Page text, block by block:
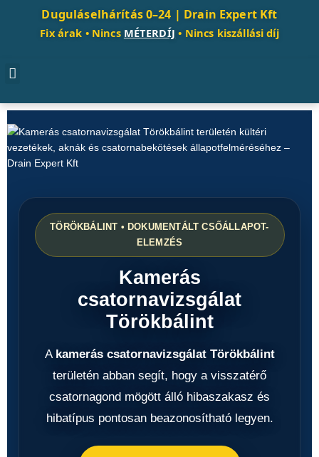
Duguláselhárítás 0–24 | Drain Expert Kft
Fix árak • Nincs MÉTERDÍJ • Nincs kiszállási díj
TÖRÖKBÁLINT • DOKUMENTÁLT CSŐÁLLAPOT-
ELEMZÉS
Kamerás
csatornavizsgálat
Törökbálint
A kamerás csatornavizsgálat Törökbálint
területén abban segít, hogy a visszatérő
csatornagond mögött álló hibaszakasz és
hibatípus pontosan beazonosítható legyen.